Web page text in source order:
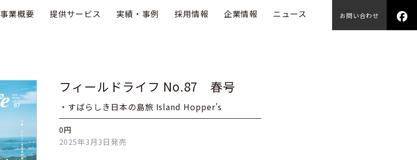
事業概要 提供サービス 実績・事例 採用情報 企業情報 ニュース お問い合わせ
フィールドライフ No.87 春号
・すばらしき日本の島旅 Island Hopper’s
0円
2025年3月3日発売